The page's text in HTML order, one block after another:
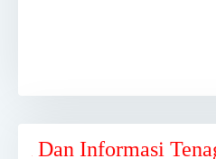
Informasi Tenaga